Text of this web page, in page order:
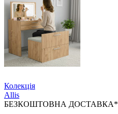
Колекція
Allis
БЕЗКОШТОВНА ДОСТАВКА*